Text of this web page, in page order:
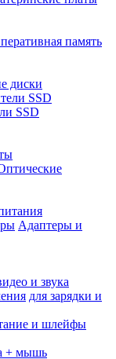
память
диски
SSD
Адаптеры и
и звука
для зарядки и
и шлейфы